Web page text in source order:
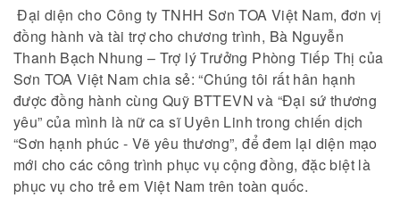
Đại diện cho Công ty TNHH Sơn TOA Việt Nam, đơn vị
đồng hành và tài trợ cho chương trình, Bà Nguyễn
Thanh Bạch Nhung – Trợ lý Trưởng Phòng Tiếp Thị của
Sơn TOA Việt Nam chia sẻ: “Chúng tôi rất hân hạnh
được đồng hành cùng Quỹ BTTEVN và “Đại sứ thương
yêu” của mình là nữ ca sĩ Uyên Linh trong chiến dịch
“Sơn hạnh phúc - Vẽ yêu thương”, để đem lại diện mạo
mới cho các công trình phục vụ cộng đồng, đặc biệt là
phục vụ cho trẻ em Việt Nam trên toàn quốc.